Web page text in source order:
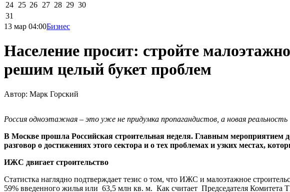
24 25 26 27 28 29 30
31
13 мар 04:00Бизнес
Население просит: стройте
решим целый букет проблем
Автор: Марк Горский
Россия одноэтажная – это уже не придумка пропагандистов, а новая реальность
В Москве прошла Российская строительная неделя. Главным
разговор о достижениях этого сектора и о тех проблемах и узких местах,
ИЖС двигает строительство
Статистка наглядно подтверждает тезис о том, что ИЖС и малоэтажное
59% введенного жилья или 63,5 млн кв. м. Как считает Председателя Комитета